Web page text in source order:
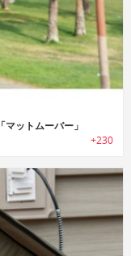
ットムーバー」
+230